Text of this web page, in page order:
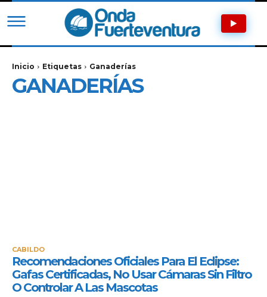
Inicio Etiquetas Ganaderías
GANADERÍAS
CABILDO
Recomendaciones Oficiales Para El Eclipse:
Gafas Certificadas, No Usar Cámaras Sin Filtro
O Controlar A Las Mascotas